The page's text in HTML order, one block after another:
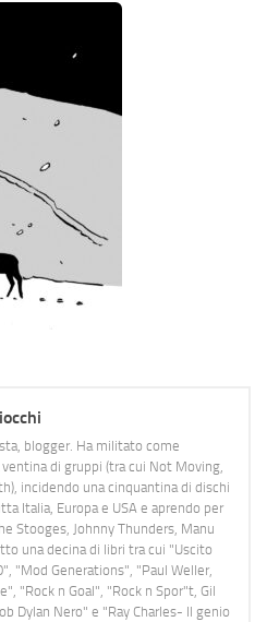
blogger. Ha militato come
di gruppi (tra cui Not Moving,
incidendo una cinquantina di dischi
Italia, Europa e USA e aprendo per
Stooges, Johnny Thunders, Manu
una decina di libri tra cui "Uscito
"Mod Generations", "Paul Weller,
"Rock n Goal", "Rock n Spor"t, Gil
Dylan Nero" e "Ray Charles- Il genio